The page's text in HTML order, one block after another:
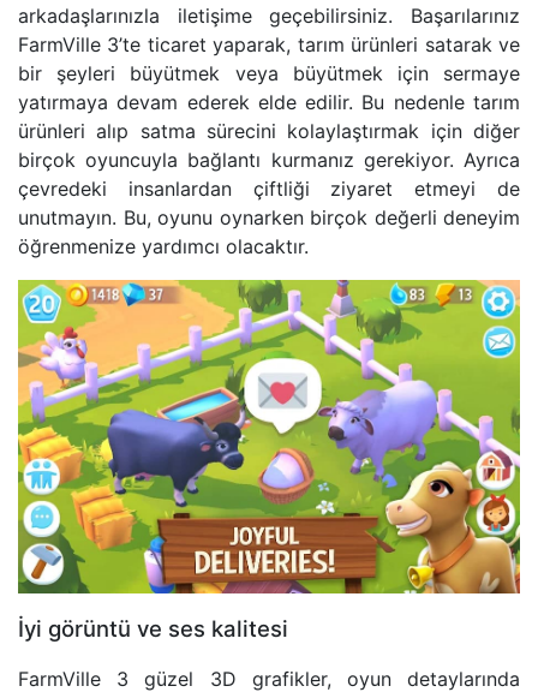
arkadaşlarınızla iletişime geçebilirsiniz. Başarılarınız
FarmVille 3’te ticaret yaparak, tarım ürünleri satarak ve
bir şeyleri büyütmek veya büyütmek için sermaye
yatırmaya devam ederek elde edilir. Bu nedenle tarım
ürünleri alıp satma sürecini kolaylaştırmak için diğer
birçok oyuncuyla bağlantı kurmanız gerekiyor. Ayrıca
çevredeki insanlardan çiftliği ziyaret etmeyi de
unutmayın. Bu, oyunu oynarken birçok değerli deneyim
öğrenmenize yardımcı olacaktır.
İyi görüntü ve ses kalitesi
FarmVille 3 güzel 3D grafikler, oyun detaylarında